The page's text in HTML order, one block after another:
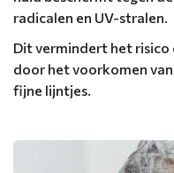
radicalen en UV-stralen.
Dit vermindert het
door het voorkomen
fijne lijntjes.